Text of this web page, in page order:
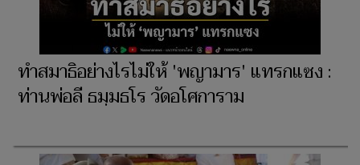
ทำสมาธิอย่างไรไม่ให้ 'พญามาร' แทรกแซง :
ท่านพ่อลี ธมฺมธโร วัดอโศการาม